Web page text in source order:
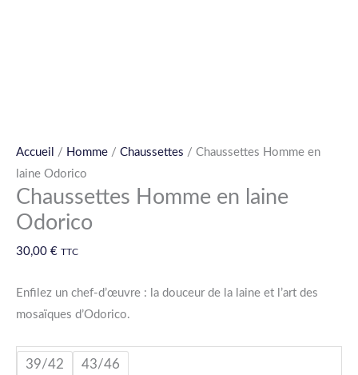
Accueil / Homme / Chaussettes / Chaussettes Homme en
laine Odorico
Chaussettes Homme en laine
Odorico
30,00 € TTC
Enfilez un chef-d’œuvre : la douceur de la laine et l’art des
mosaïques d’Odorico.
39/42 43/46